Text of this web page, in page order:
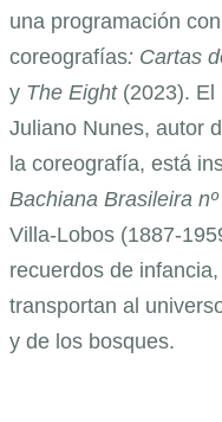
una programación
coreografías: Cartas
y The Eight(2023). El
Juliano Nunes, autor
la coreografía, está
Bachiana Brasileira
Villa-Lobos (1887-
recuerdos de
transportan al
y de los bosques.